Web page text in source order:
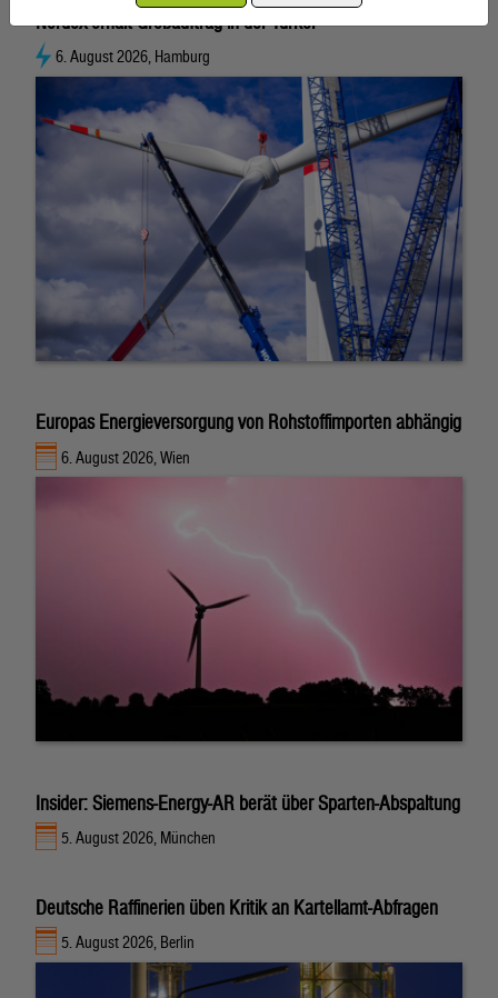
Nordex erhält Großauftrag in der Türkei
6. August 2026, Hamburg
Europas Energieversorgung von Rohstoffimporten abhängig
6. August 2026, Wien
Insider: Siemens-Energy-AR berät über Sparten-Abspaltung
5. August 2026, München
Deutsche Raffinerien üben Kritik an Kartellamt-Abfragen
5. August 2026, Berlin